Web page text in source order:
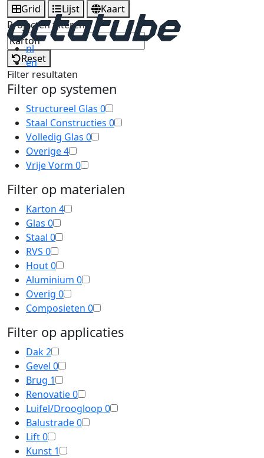
nl
en
Grid Lijst
Kaart
Projecten filteren
Reset
Filter resultaten
Filter op systemen
Structureel Glas 0
Staal Constructies 0
Volledig Glas 0
Overige4
Vrije Vorm 0
Filter op materialen
Karton 4
Glas 0
Staal 0
RVS 0
Hout0
Aluminium 0
Overig 0
Composieten 0
Filter op applicaties
Dak2
Gevel 0
Brug 1
Renovatie0
Luifel/Droogloop 0
Balustrade0
Lift0
Kunst 1